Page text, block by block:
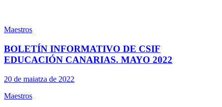
Maestros
BOLETÍN INFORMATIVO DE CSIF
EDUCACIÓN CANARIAS. MAYO 2022
20 de maiatza de 2022
Maestros